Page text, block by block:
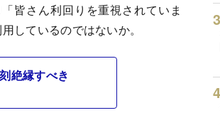
皆さん利回りを重視されていま
しているのではないか。
絶縁すべき